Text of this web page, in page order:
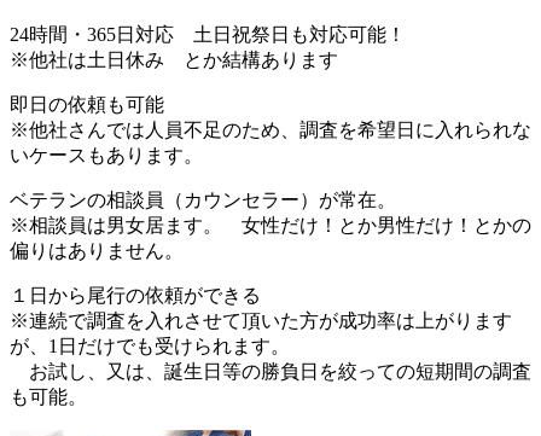
24時間・365日対応 土日祝祭日も対応可能！
※他社は土日休み とか結構あります
即日の依頼も可能
※他社さんでは人員不足のため、調査を希望日に入れられな
いケースもあります。
ベテランの相談員（カウンセラー）が常在。
※相談員は男女居ます。 女性だけ！とか男性だけ！とかの
偏りはありません。
１日から尾行の依頼ができる
※連続で調査を入れさせて頂いた方が成功率は上がります
が、1日だけでも受けられます。
お試し
、又は、 誕生日等の勝負日を絞っての短期間の調査
も可能。